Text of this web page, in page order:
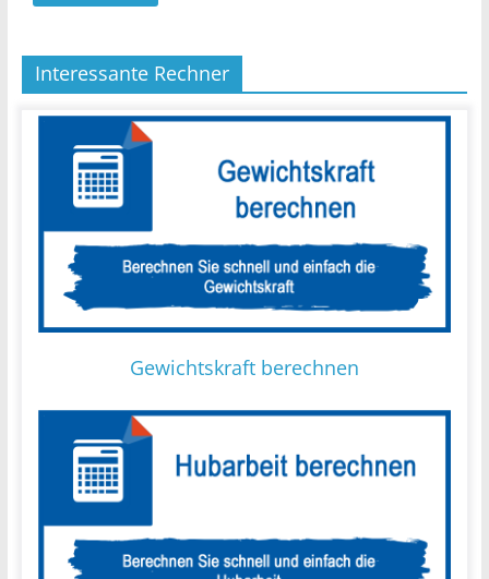
Interessante Rechner
Gewichtskraft berechnen